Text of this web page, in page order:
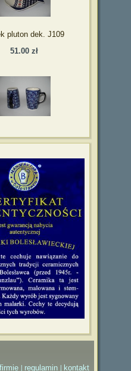
pluton dek. J109
51.00 zł
| regulamin | kontakt